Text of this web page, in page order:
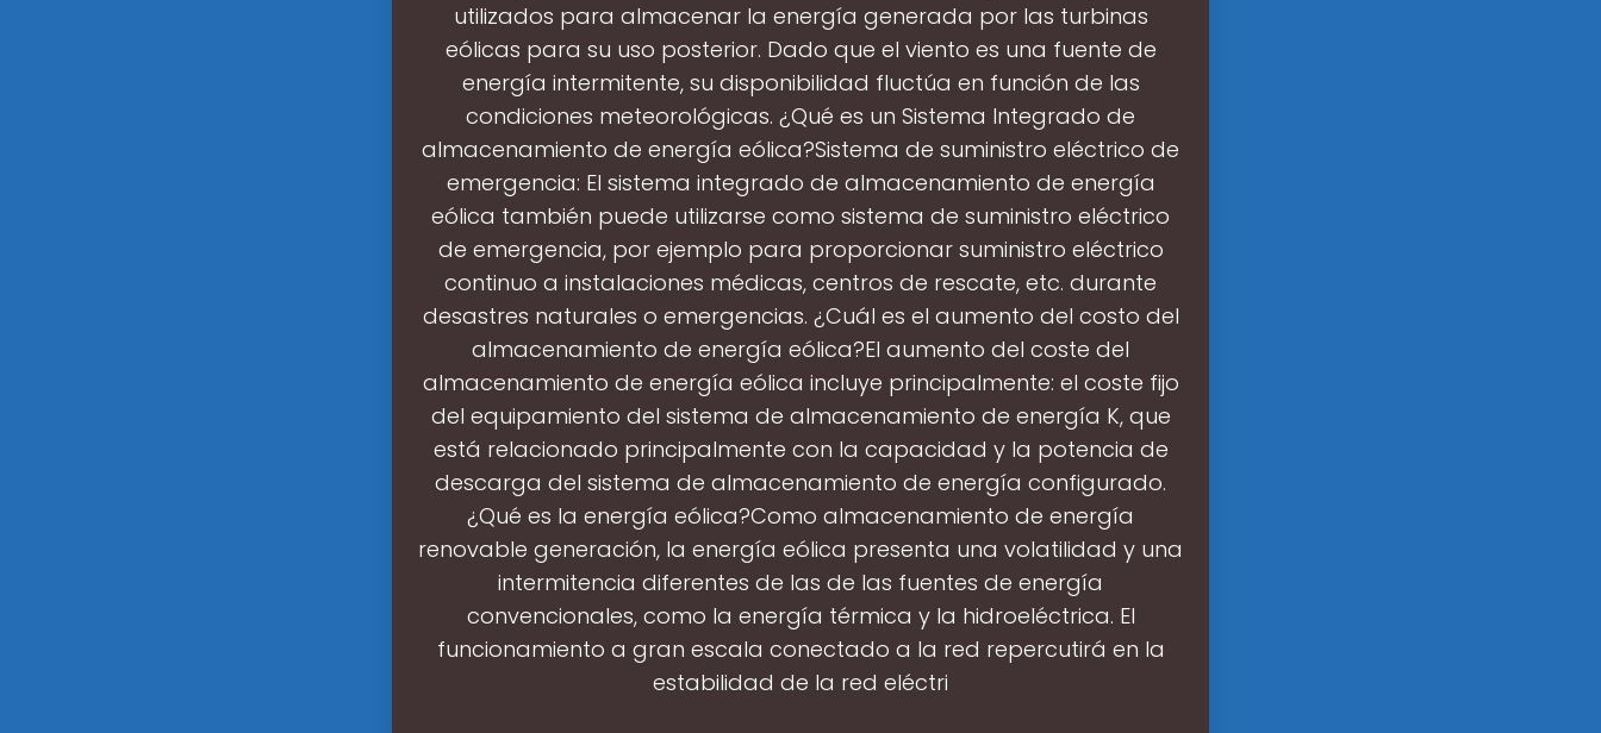
utilizados para almacenar la energía generada por las turbinas
eólicas para su uso posterior. Dado que el viento es una fuente de
energía intermitente, su disponibilidad fluctúa en función de las
condiciones meteorológicas. ¿Qué es un Sistema Integrado de
almacenamiento de energía eólica?Sistema de suministro eléctrico de
emergencia: El sistema integrado de almacenamiento de energía
eólica también puede utilizarse como sistema de suministro eléctrico
de emergencia, por ejemplo para proporcionar suministro eléctrico
continuo a instalaciones médicas, centros de rescate, etc. durante
desastres naturales o emergencias. ¿Cuál es el aumento del costo del
almacenamiento de energía eólica?El aumento del coste del
almacenamiento de energía eólica incluye principalmente: el coste fijo
del equipamiento del sistema de almacenamiento de energía K, que
está relacionado principalmente con la capacidad y la potencia de
descarga del sistema de almacenamiento de energía configurado.
¿Qué es la energía eólica?Como almacenamiento de energía
renovable generación, la energía eólica presenta una volatilidad y una
intermitencia diferentes de las de las fuentes de energía
convencionales, como la energía térmica y la hidroeléctrica. El
funcionamiento a gran escala conectado a la red repercutirá en la
estabilidad de la red eléctri